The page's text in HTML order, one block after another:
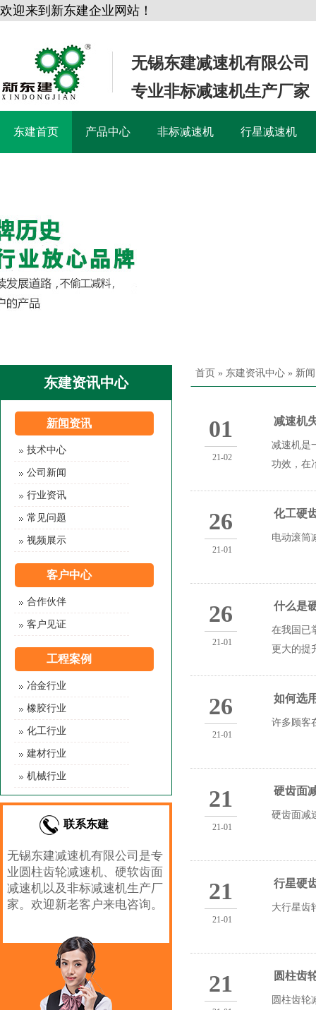
欢迎来到新东建企业网站！
无锡东建减速机有限公司
专业非标减速机生产厂家
东建首页 产品中心 非标减速机 行星减速机
东建资讯中心
新闻资讯
技术中心
公司新闻
行业资讯
常见问题
视频展示
客户中心
合作伙伴
客户见证
工程案例
冶金行业
橡胶行业
化工行业
建材行业
机械行业
联系东建
无锡东建减速机有限公司是专
业圆柱齿轮减速机、硬软齿面
减速机以及非标减速机生产厂
家。欢迎新老客户来电咨询。
首页 » 东建资讯中心 » 新
减速机
减速机是
功效，在
01
21-02
化工硬
电动滚筒
26
21-01
什么是
在我国已
更大的提
26
21-01
如何选
许多顾客
26
21-01
硬齿面
硬齿面减
21
21-01
行星硬
大行星齿
21
21-01
圆柱齿
圆柱齿轮
21